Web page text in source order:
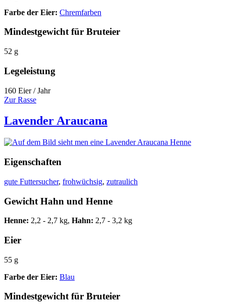
Farbe der Eier: Chremfarben
Mindestgewicht für Bruteier
52 g
Legeleistung
160 Eier / Jahr
Zur Rasse
Lavender Araucana
Eigenschaften
gute Futtersucher, frohwüchsig, zutraulich
Gewicht Hahn und Henne
Henne: 2,2 - 2,7 kg, Hahn: 2,7 - 3,2 kg
Eier
55 g
Farbe der Eier: Blau
Mindestgewicht für Bruteier